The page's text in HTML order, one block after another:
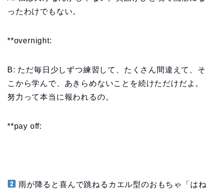
ったわけでもない。
**overnight:
B: ただ毎日少しずつ練習して、たくさん間違えて、そ
こから学んで、あきらめないことを続けただけだよ。
努力って本当に報われるの。
**pay off:
雨が降ると喜んで跳ねるカエル型のおもちゃ「はね